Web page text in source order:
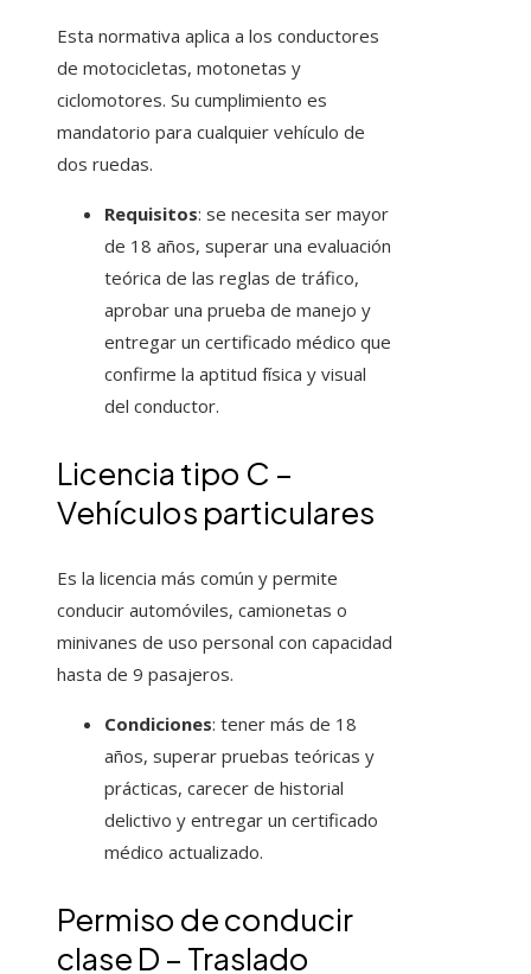
Esta normativa aplica a los conductores
de motocicletas, motonetas y
ciclomotores. Su cumplimiento es
mandatorio para cualquier vehículo de
dos ruedas.
Requisitos: se necesita ser mayor
de 18 años, superar una evaluación
teórica de las reglas de tráfico,
aprobar una prueba de manejo y
entregar un certificado médico que
confirme la aptitud física y visual
del conductor.
Licencia tipo C –
Vehículos particulares
Es la licencia más común y permite
conducir automóviles, camionetas o
minivanes de uso personal con capacidad
hasta de 9 pasajeros.
Condiciones: tener más de 18
años, superar pruebas teóricas y
prácticas, carecer de historial
delictivo y entregar un certificado
médico actualizado.
Permiso de conducir
clase D – Traslado